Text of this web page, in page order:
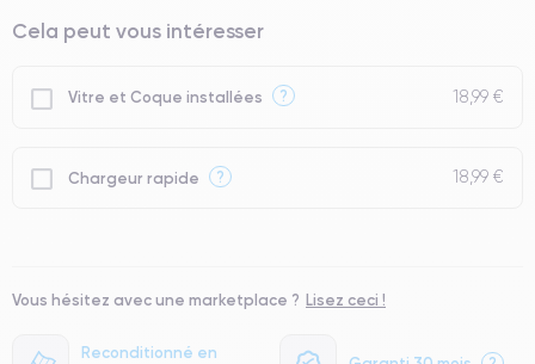
Reconditionné en
Cela peut vous intéresser
Vitre et Coque installées ? 18,99 €
Chargeur rapide ? 18,99 €
Vous hésitez avec une marketplace ? Lisez ceci !